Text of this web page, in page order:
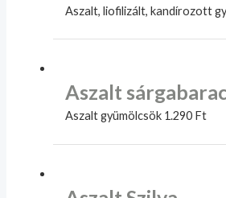
Aszalt, liofilizált, kandírozott
Aszalt
Aszalt gyümölcsök 1.290 Ft